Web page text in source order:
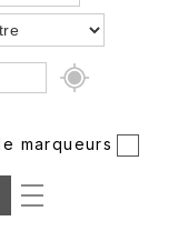
marqueurs